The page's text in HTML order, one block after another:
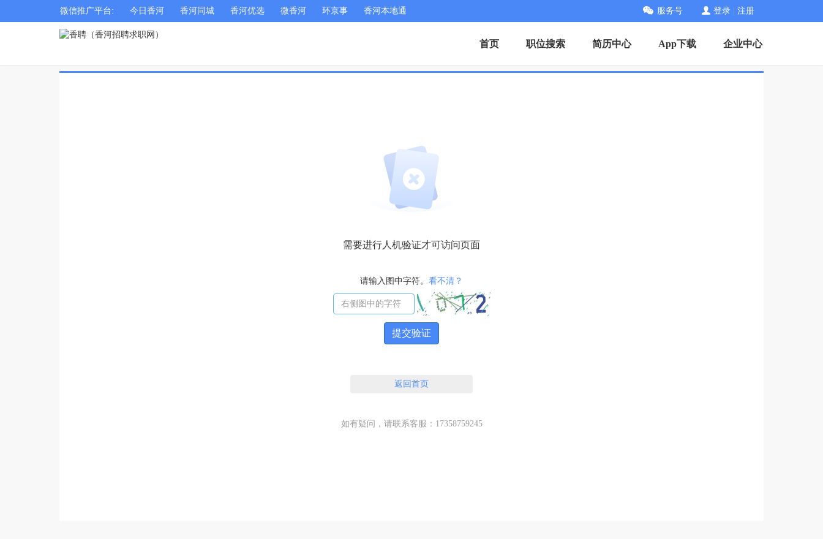
微信推广平台: 今日香河 香河同城 香河优选 微香河 环京事 香河本地通 服务号 登录 注册
首页 职位搜索 简历中心 App下载 企业中心
需要进行人机验证才可访问页面
请输入图中字符。 看不清？
提交验证
返回首页
如有疑问，请联系客服：17358759245